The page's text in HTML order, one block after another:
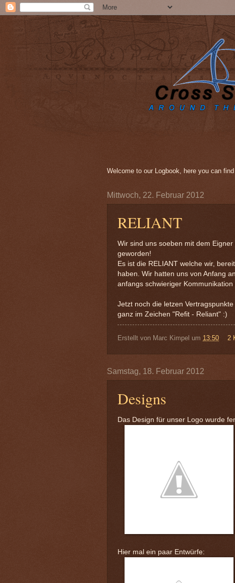
Welcome to our Logbook, here you can
Mittwoch, 22. Februar 2012
RELIANT
Wir sind uns soeben mit dem
geworden!
Es ist die RELIANT welche wir,
haben. Wir hatten uns von Anfang
anfangs schwieriger
Jetzt noch die letzen
ganz im Zeichen "Refit - Reliant" :)
Erstellt von Marc Kimpel um 13:50 2
Samstag, 18. Februar 2012
Designs
Das Design für unser Logo wurde
Hier mal ein paar Entwürfe: